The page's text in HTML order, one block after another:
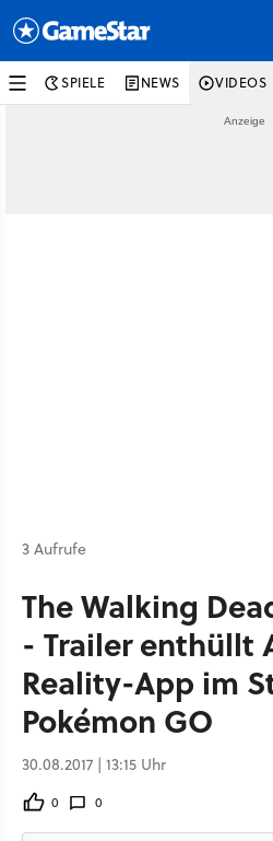
SPIELE NEWS VIDEOS
3 Aufrufe
The Walking
- Trailer enthüllt
Reality-App im
Pokémon GO
30.08.2017 | 13:15 Uhr
0 0